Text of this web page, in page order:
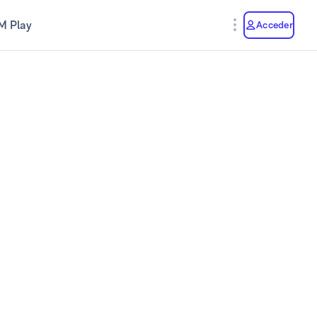
Play Acceder